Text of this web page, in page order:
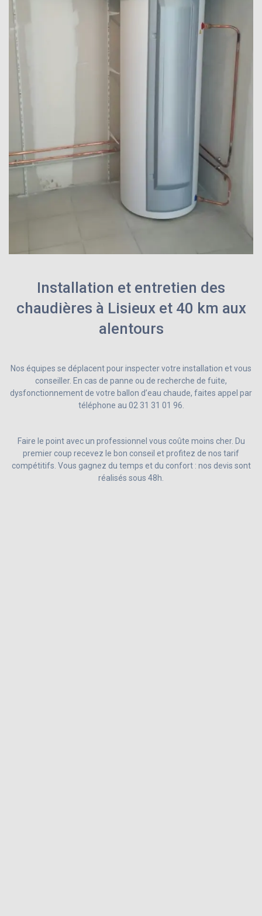
Installation et entretien des
chaudières à Lisieux et 40 km aux
alentours
Nos équipes se déplacent pour inspecter votre installation et vous
conseiller. En cas de panne ou de recherche de fuite,
dysfonctionnement de votre ballon d’eau chaude, faites appel par
téléphone au 02 31 31 01 96.
Faire le point avec un professionnel vous coûte moins cher. Du
premier coup recevez le bon conseil et profitez de nos tarif
compétitifs. Vous gagnez du temps et du confort : nos devis sont
réalisés sous 48h.